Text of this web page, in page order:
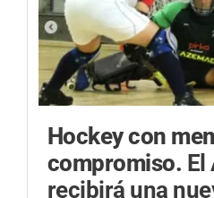
Hockey con
compromiso. El
recibirá una